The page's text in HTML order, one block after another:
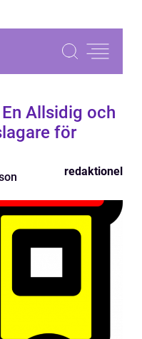
Allsidig och
för
redaktionel